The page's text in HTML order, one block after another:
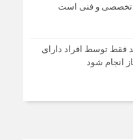
تخصصی و فنی است
فقط توسط افراد دارای
انجام شود